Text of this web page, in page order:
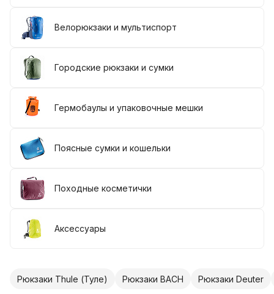
Велорюкзаки и мультиспорт
Городские рюкзаки и сумки
Гермобаулы и упаковочные мешки
Поясные сумки и кошельки
Походные косметички
Аксессуары
Рюкзаки Thule (Туле) Рюкзаки BACH Рюкзаки Deuter